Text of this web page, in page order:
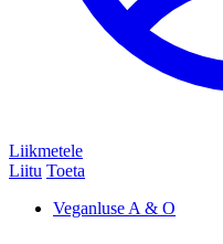
Liikmetele
Liitu Toeta
Veganluse A & O